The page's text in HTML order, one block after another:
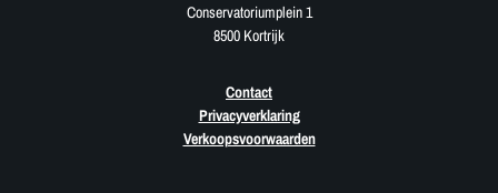
Conservatoriumplein 1
8500 Kortrijk
Contact
Privacyverklaring
Verkoopsvoorwaarden